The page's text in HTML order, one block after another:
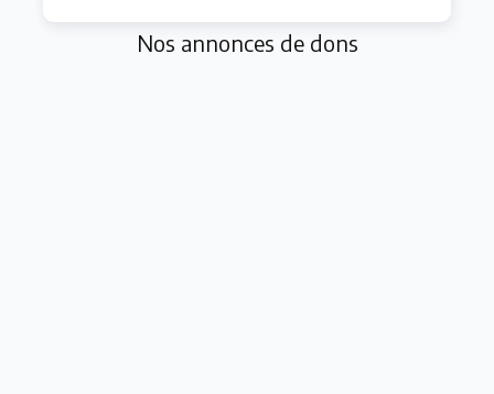
Nos annonces de dons